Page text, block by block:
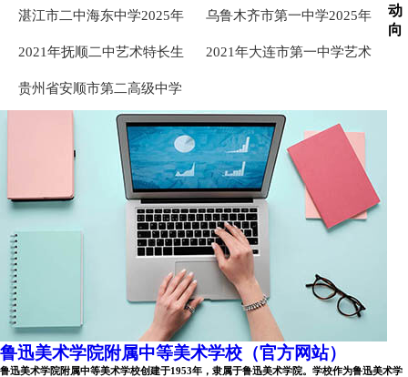
湛江市二中海东中学2025年
乌鲁木齐市第一中学2025年
术、科技特长生招生简章 ...
2021年抚顺二中艺术特长生
2021年大连市第一中学艺术
贵州省安顺市第二高级中学
2023年艺术特长生招生测试
动
向
鲁迅美术学院附属中等美术学校（官方网站）
鲁迅美术学院附属中等美术学校创建于1953年，隶属于鲁迅美术学院。学校作为鲁迅美术学